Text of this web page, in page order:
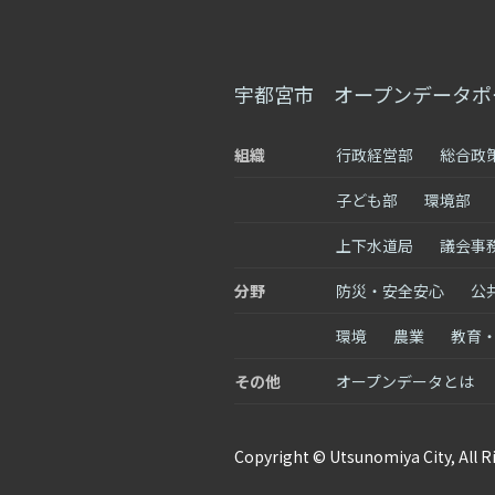
宇都宮市 オープンデータ
組織 行政経営部 総合政
子ども部 環境部
上下水道局 議会事
分野 防災・安全安心 公
環境 農業 教育
その他 オープンデータとは
Copyright © Utsunomiya City, All